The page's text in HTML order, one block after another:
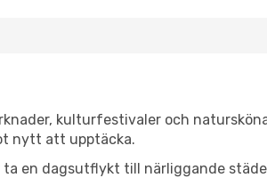
kulturfestivaler och
nytt att upptäcka.
en dagsutflykt till närliggande